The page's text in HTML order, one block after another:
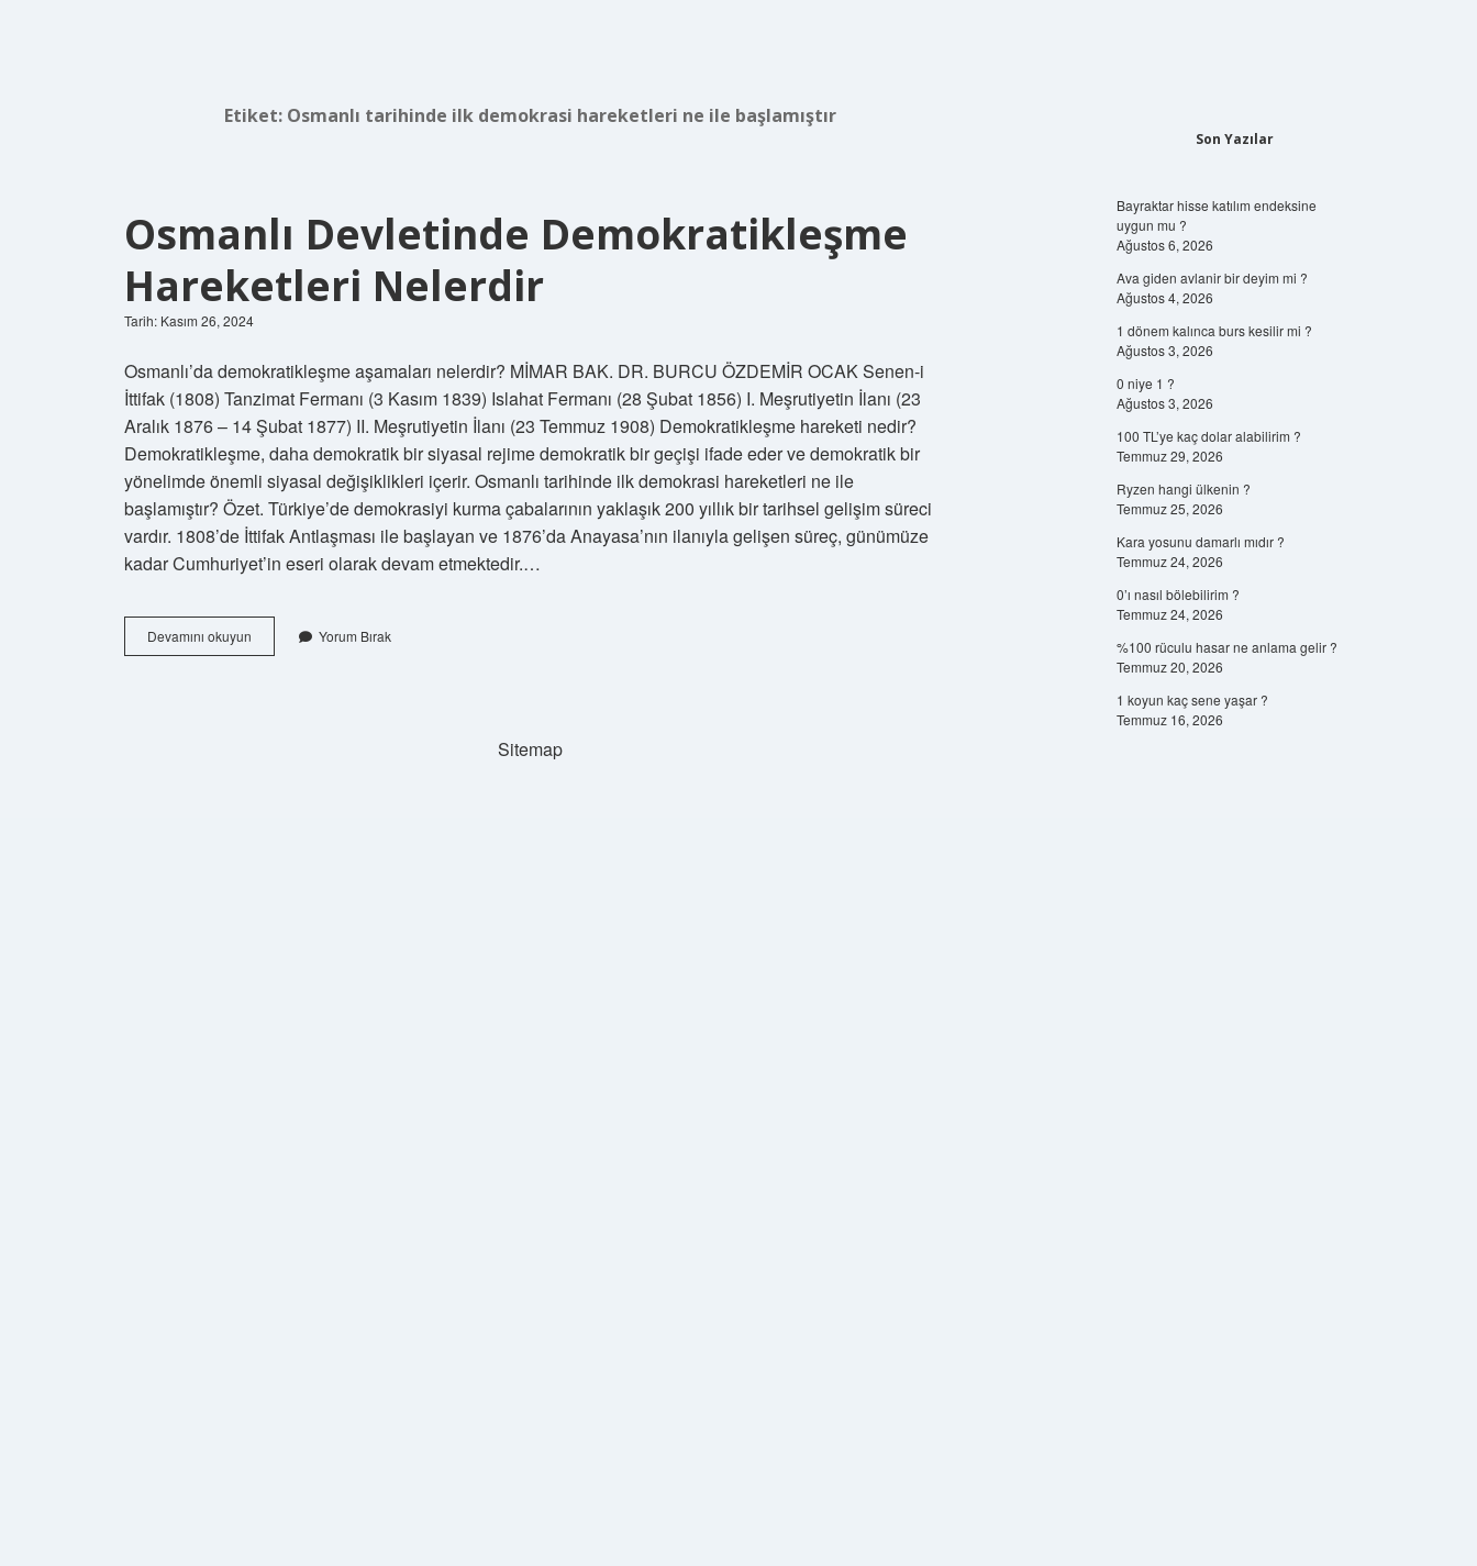
Etiket: Osmanlı tarihinde ilk demokrasi hareketleri ne ile başlamıştır
Osmanlı Devletinde Demokratikleşme
Hareketleri Nelerdir
Tarih: Kasım 26, 2024
Osmanlı’da demokratikleşme aşamaları nelerdir? MİMAR BAK. DR. BURCU ÖZDEMİR OCAK Senen-i
İttifak (1808) Tanzimat Fermanı (3 Kasım 1839) Islahat Fermanı (28 Şubat 1856) I. Meşrutiyetin İlanı (23
Aralık 1876 – 14 Şubat 1877) II. Meşrutiyetin İlanı (23 Temmuz 1908) Demokratikleşme hareketi nedir?
Demokratikleşme, daha demokratik bir siyasal rejime demokratik bir geçişi ifade eder ve demokratik bir
yönelimde önemli siyasal değişiklikleri içerir. Osmanlı tarihinde ilk demokrasi hareketleri ne ile
başlamıştır? Özet. Türkiye’de demokrasiyi kurma çabalarının yaklaşık 200 yıllık bir tarihsel gelişim süreci
vardır. 1808’de İttifak Antlaşması ile başlayan ve 1876’da Anayasa’nın ilanıyla gelişen süreç, günümüze
kadar Cumhuriyet’in eseri olarak devam etmektedir.…
Devamını okuyun Osmanlı
Devletinde
Yorum Bırak
Sitemap
Son Yazılar
Bayraktar hisse katılım endeksine
uygun mu ?
Ağustos 6, 2026
Ava giden avlanir bir deyim mi ?
Ağustos 4, 2026
1 dönem kalınca burs kesilir mi ?
Ağustos 3, 2026
0 niye 1 ?
Ağustos 3, 2026
100 TL’ye kaç dolar alabilirim ?
Temmuz 29, 2026
Ryzen hangi ülkenin ?
Temmuz 25, 2026
Kara yosunu damarlı mıdır ?
Temmuz 24, 2026
0’ı nasıl bölebilirim ?
Temmuz 24, 2026
%100 rüculu hasar ne anlama gelir ?
Temmuz 20, 2026
1 koyun kaç sene yaşar ?
Temmuz 16, 2026